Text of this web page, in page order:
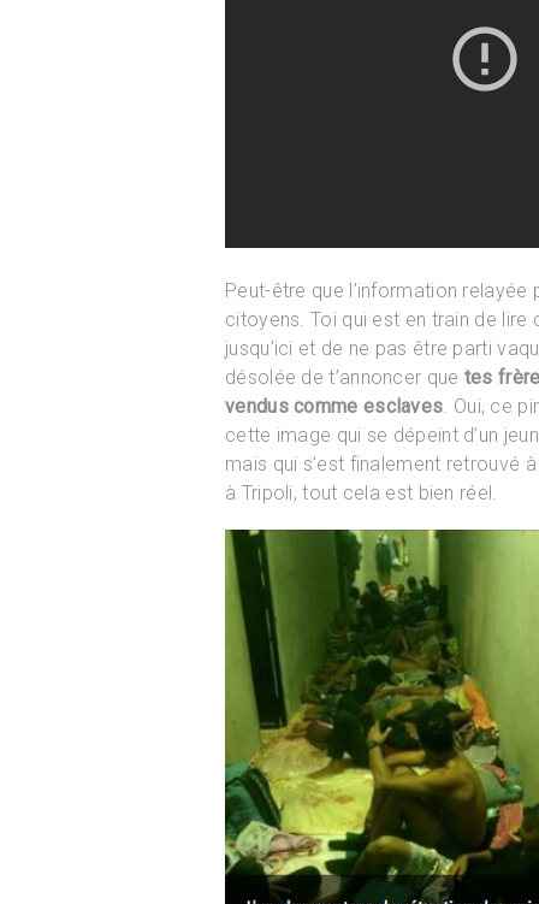
Peut-être que l’information relayée
citoyens. Toi qui est en train de lire
jusqu’ici et de ne pas être parti
désolée de t’annoncer que tes
vendus comme esclaves. Oui, ce
cette image qui se dépeint d’un
mais qui s’est finalement retrouvé
à Tripoli, tout cela est bien réel.